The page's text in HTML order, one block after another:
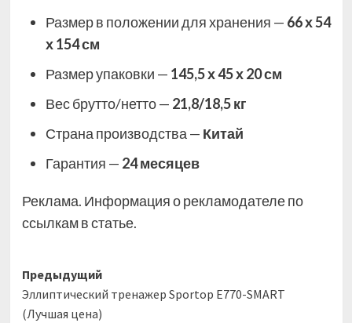
Размер в положении для хранения — 66 х 54
х 154 см
Размер упаковки — 145,5 х 45 х 20 см
Вес брутто/нетто — 21,8/18,5 кг
Страна производства — Китай
Гарантия — 24 месяцев
Реклама. Информация о рекламодателе по
ссылкам в статье.
Навигация
записи
Предыдущий
Эллиптический тренажер Sportop E770-SMART
(Лучшая цена)